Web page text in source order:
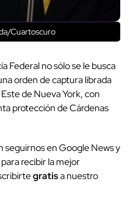
Cuartoscuro
Federal no sólo se le busca
orden de captura librada
de Nueva York, con
protección de Cárdenas
seguirnos en Google News y
para recibir la mejor
gratisa nuestro